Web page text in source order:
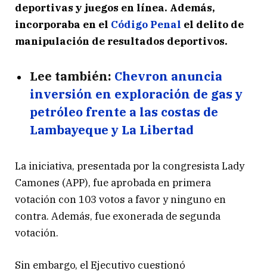
deportivas y juegos en línea. Además,
incorporaba en el Código Penal el delito de
manipulación de resultados deportivos.
Lee también: Chevron anuncia
inversión en exploración de gas y
petróleo frente a las costas de
Lambayeque y La Libertad
La iniciativa, presentada por la congresista Lady
Camones (APP), fue aprobada en primera
votación con 103 votos a favor y ninguno en
contra. Además, fue exonerada de segunda
votación.
Sin embargo, el Ejecutivo cuestionó